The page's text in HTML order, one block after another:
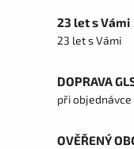
23 let s Vámi
23 let s Vámi
DOPRAVA
při objednávce
OVĚŘENÝ